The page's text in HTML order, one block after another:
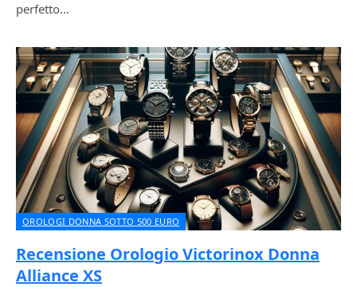
perfetto…
OROLOGI DONNA SOTTO 500 EURO
Recensione Orologio Victorinox Donna
Alliance XS